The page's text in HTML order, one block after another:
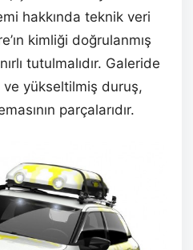
hakkında teknik veri
kimliği doğrulanmış
tutulmalıdır. Galeride
yükseltilmiş duruş,
parçalarıdır.